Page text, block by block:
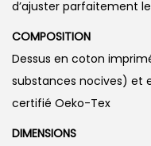
d’ajuster parfaitement
COMPOSITION
Dessus en coton
substances nocives) et
certifié Oeko-Tex
DIMENSIONS